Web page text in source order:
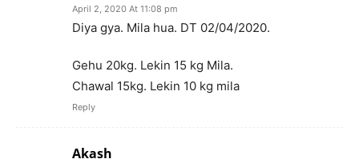
April 2, 2020 At 11:08 pm
Diya gya. Mila hua. DT 02/04/2020.
Gehu 20kg. Lekin 15 kg Mila.
Chawal 15kg. Lekin 10 kg mila
Reply
Akash